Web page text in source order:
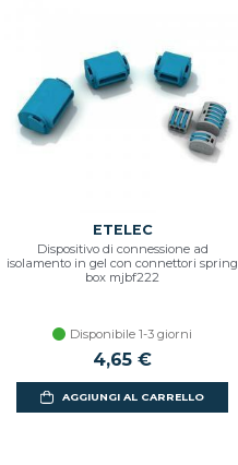
ETELEC
Dispositivo di connessione ad
isolamento in gel con connettori spring
box mjbf222
Disponibile 1-3 giorni
4,65 €
AGGIUNGI AL CARRELLO